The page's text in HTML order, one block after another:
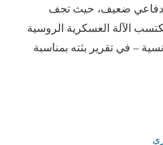
ضعيف، حيث تجف
الآلة العسكرية الروسية
– في تقرير بثته بمناسبة